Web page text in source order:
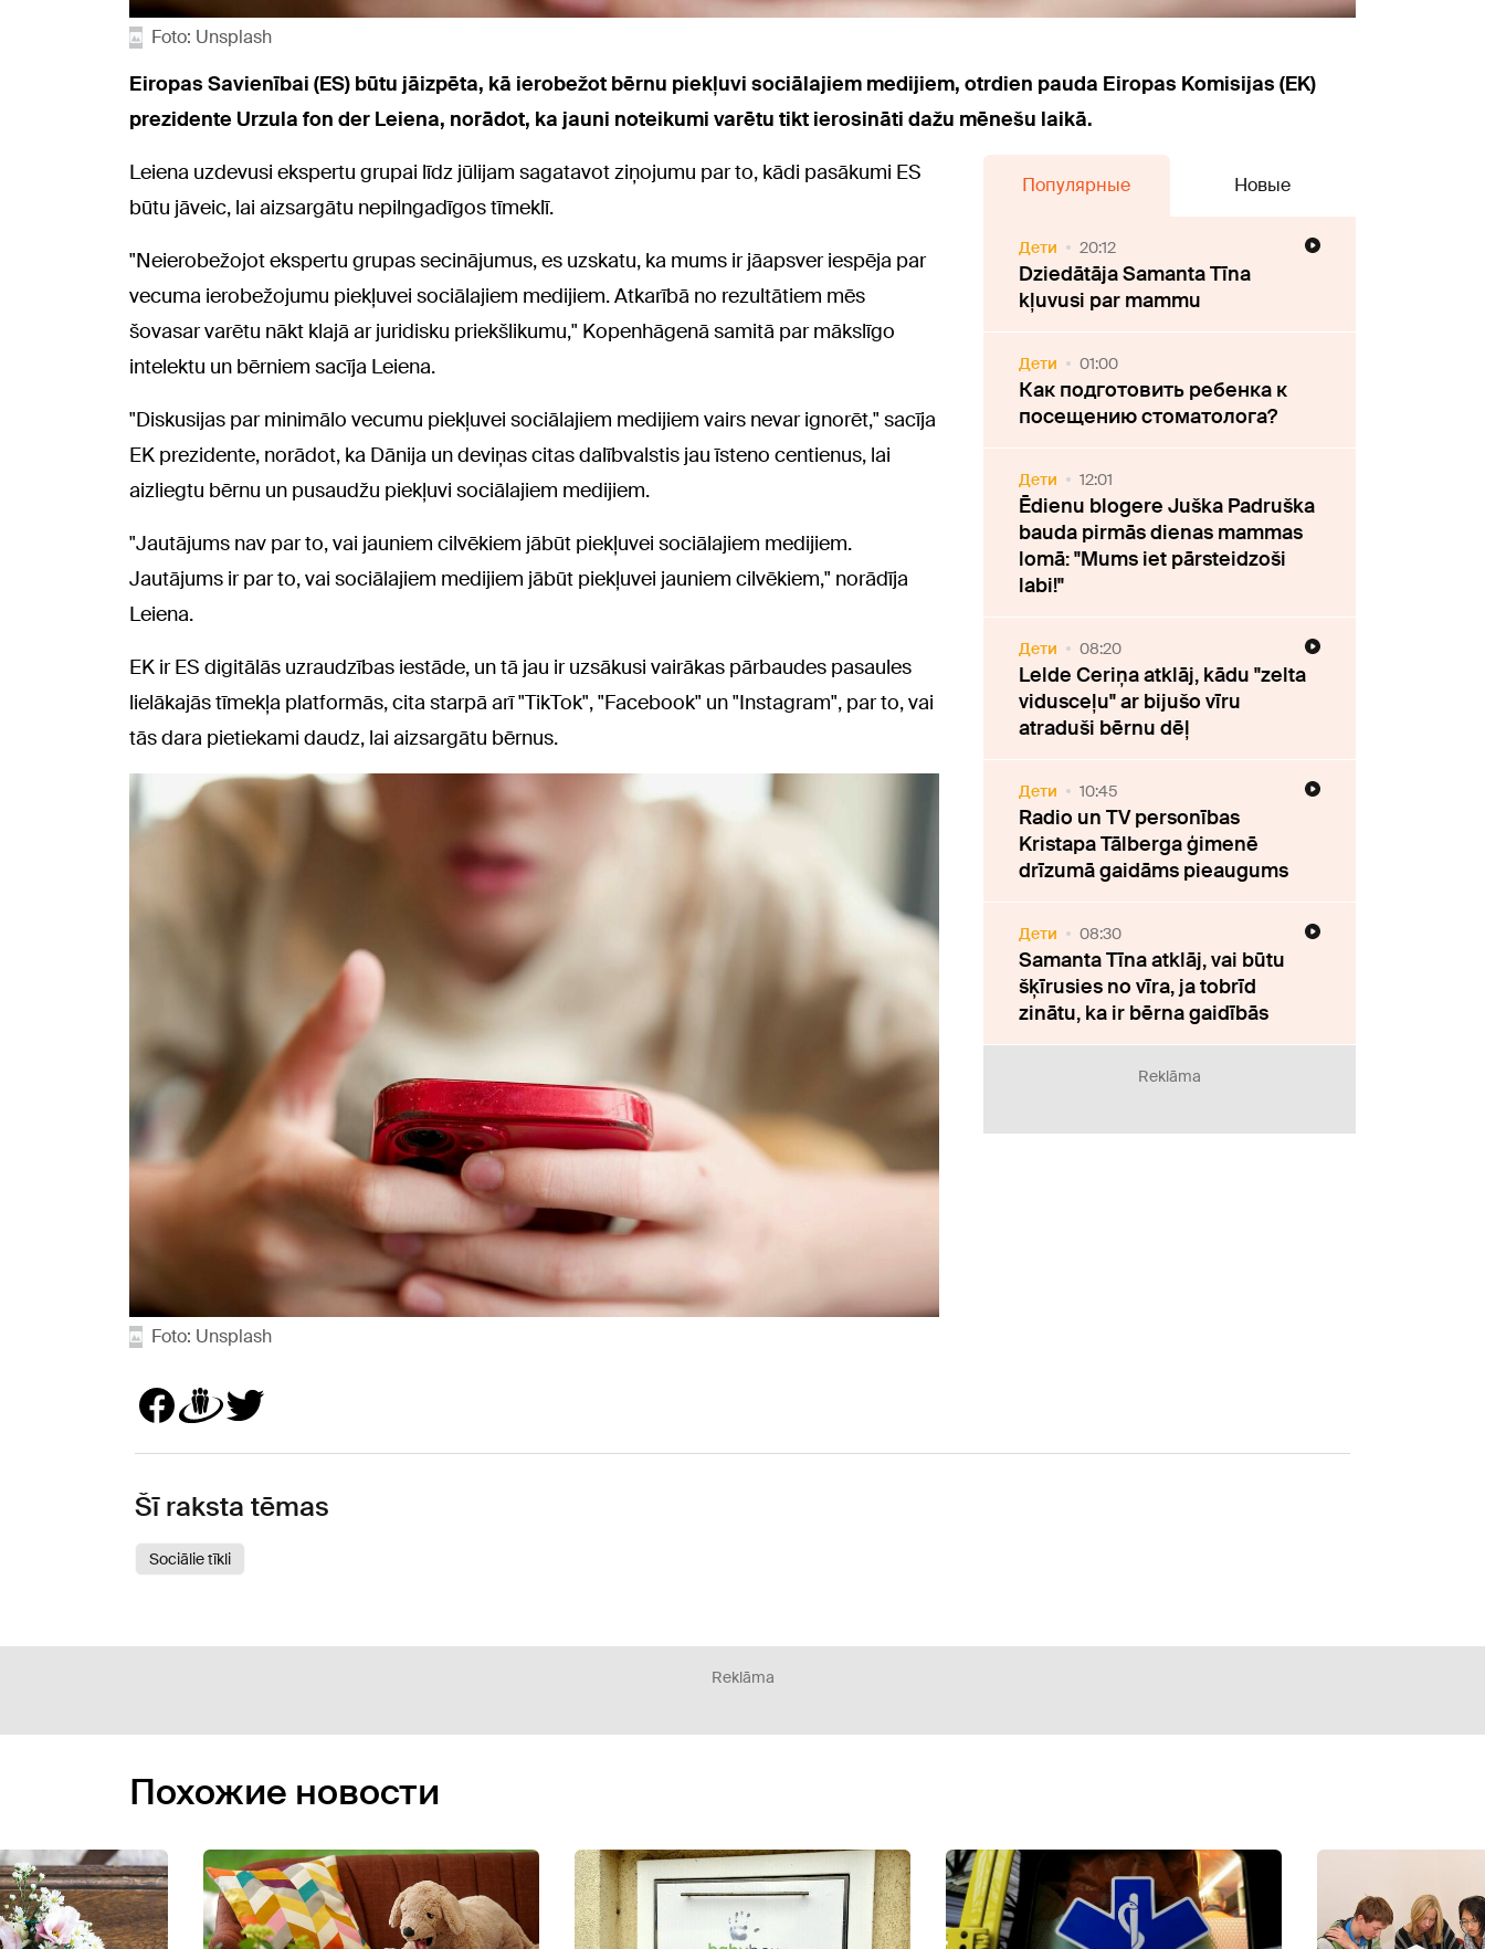
Foto: Unsplash
Eiropas Savienībai (ES) būtu jāizpēta, kā ierobežot bērnu piekļuvi sociālajiem medijiem, otrdien pauda Eiropas Komisijas (EK)
prezidente Urzula fon der Leiena, norādot, ka jauni noteikumi varētu tikt ierosināti dažu mēnešu laikā.
Leiena uzdevusi ekspertu grupai līdz jūlijam sagatavot ziņojumu par to, kādi pasākumi ES
būtu jāveic, lai aizsargātu nepilngadīgos tīmeklī.
"Neierobežojot ekspertu grupas secinājumus, es uzskatu, ka mums ir jāapsver iespēja par
vecuma ierobežojumu piekļuvei sociālajiem medijiem. Atkarībā no rezultātiem mēs
šovasar varētu nākt klajā ar juridisku priekšlikumu," Kopenhāgenā samitā par mākslīgo
intelektu un bērniem sacīja Leiena.
"Diskusijas par minimālo vecumu piekļuvei sociālajiem medijiem vairs nevar ignorēt," sacīja
EK prezidente, norādot, ka Dānija un deviņas citas dalībvalstis jau īsteno centienus, lai
aizliegtu bērnu un pusaudžu piekļuvi sociālajiem medijiem.
"Jautājums nav par to, vai jauniem cilvēkiem jābūt piekļuvei sociālajiem medijiem.
Jautājums ir par to, vai sociālajiem medijiem jābūt piekļuvei jauniem cilvēkiem," norādīja
Leiena.
EK ir ES digitālās uzraudzības iestāde, un tā jau ir uzsākusi vairākas pārbaudes pasaules
lielākajās tīmekļa platformās, cita starpā arī "TikTok", "Facebook" un "Instagram", par to, vai
tās dara pietiekami daudz, lai aizsargātu bērnus.
Foto: Unsplash
Популярные Новые
Дети 20:12
Dziedātāja Samanta Tīna
kļuvusi par mammu
Дети 01:00
Как подготовить ребенка к
посещению стоматолога?
Дети 12:01
Ēdienu blogere Juška Padruška
bauda pirmās dienas mammas
lomā: "Mums iet pārsteidzoši
labi!"
Дети 08:20
Lelde Ceriņa atklāj, kādu "zelta
vidusceļu" ar bijušo vīru
atraduši bērnu dēļ
Дети 10:45
Radio un TV personības
Kristapa Tālberga ģimenē
drīzumā gaidāms pieaugums
Дети 08:30
Samanta Tīna atklāj, vai būtu
šķīrusies no vīra, ja tobrīd
zinātu, ka ir bērna gaidībās
Reklāma
Šī raksta tēmas
Sociālie tīkli
Reklāma
Похожие новости